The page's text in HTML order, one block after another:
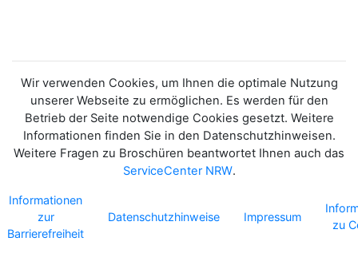
Wir verwenden Cookies, um Ihnen die optimale Nutzung
unserer Webseite zu ermöglichen. Es werden für den
Betrieb der Seite notwendige Cookies gesetzt. Weitere
Informationen finden Sie in den Datenschutzhinweisen.
Weitere Fragen zu Broschüren beantwortet Ihnen auch das
ServiceCenter NRW.
Informationen
zur
Barrierefreiheit
Datenschutzhinweise Impressum
zu